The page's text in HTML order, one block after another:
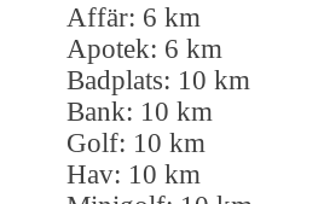
Affär: 6 km
Apotek: 6 km
Badplats: 10 km
Bank: 10 km
Golf: 10 km
Hav: 10 km